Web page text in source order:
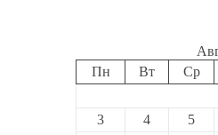
Пн
Вт Ср
3
4 5